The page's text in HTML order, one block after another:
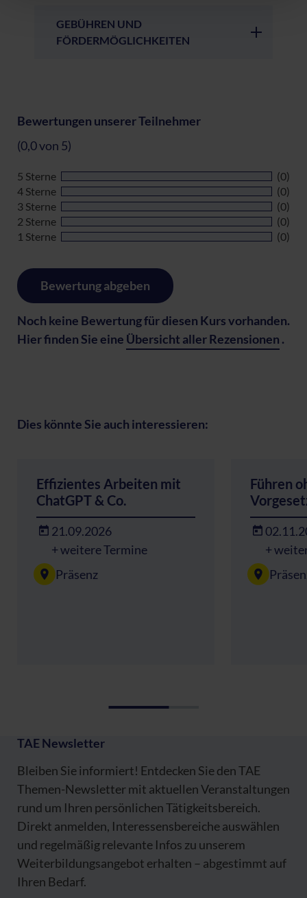
GEBÜHREN UND
FÖRDERMÖGLICHKEITEN
Bewertungen unserer Teilnehmer
(0,0 von 5)
5 Sterne
(0)
4 Sterne
(0)
3 Sterne
(0)
2 Sterne
(0)
1 Sterne
(0)
Bewertung abgeben
Noch keine Bewertung für diesen Kurs vorhanden.
Hier finden Sie eine Übersicht aller Rezensionen .
Dies könnte Sie auch interessieren:
Effizientes Arbeiten mit
ChatGPT & Co.
21.09.2026
+ weitere Termine
Präsenz
Führen
+
TAE Newsletter
Bleiben Sie informiert! Entdecken Sie den TAE
Themen-Newsletter mit aktuellen Veranstaltungen
rund um Ihren persönlichen Tätigkeitsbereich.
Direkt anmelden, Interessensbereiche auswählen
und regelmäßig relevante Infos zu unserem
Weiterbildungsangebot erhalten – abgestimmt auf
Ihren Bedarf.